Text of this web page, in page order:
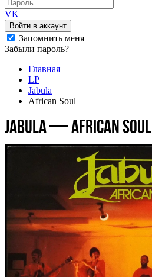
VK
Войти в аккаунт
Запомнить меня
Забыли пароль?
Главная
LP
Jabula
African Soul
Jabula — African Soul